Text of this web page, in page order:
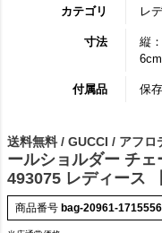
カテゴリ レ
寸法
縦
付属品 保
送料無料 / GUCCI / アフロ
ールショルダー チェ
493075 レディース
商品番号 bag-20961-1715556